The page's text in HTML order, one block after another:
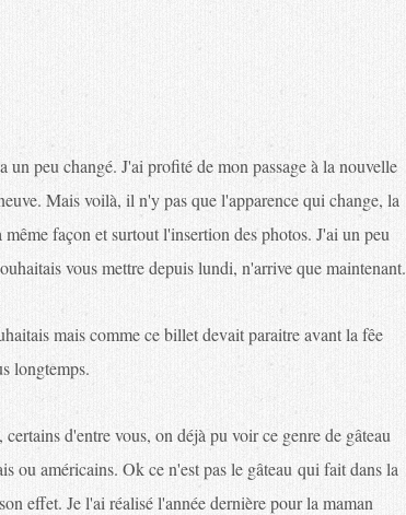
peu changé. J'ai profité de mon passage à la nouvelle
Mais voilà, il n'y pas que l'apparence qui change, la
façon et surtout l'insertion des photos. J'ai un peu
vous mettre depuis lundi, n'arrive que maintenant.
mais comme ce billet devait paraitre avant la fêe
longtemps.
d'entre vous, on déjà pu voir ce genre de gâteau
ou américains. Ok ce n'est pas le gâteau qui fait dans la
effet. Je l'ai réalisé l'année dernière pour la maman